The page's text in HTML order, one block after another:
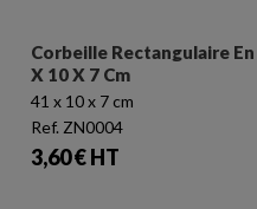
Corbeille Rectangulaire
X 10 X 7 Cm
41 x 10 x 7 cm
Ref. ZN0004
Prix
3,60 € HT